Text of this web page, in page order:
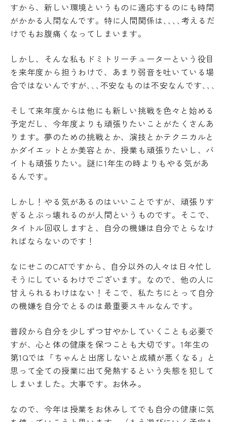
教
育
情
公
表
学
学
生
相
ー
ク
ル
活
動
周
環
境
バ
イ
ト
メ
防
止
康
管
すから、新しい環境というものに適応するのにも時間
がかかる人間なんです。特に人間関係は､､､､考えるだ
けでもお腹痛くなってしまいます。
しかし、そんな私もドミトリーチューターという役目
を来年度から担うわけで、あまり弱音を吐いている場
合ではないんですが､､､不安なものは不安なんです､､､
そして来年度からは他にも新しい挑戦を色々と始める
予定だし、今年度よりも頑張りたいことがたくさんあ
ります。夢のための挑戦とか、演技とかテクニカルと
かダイエットとか美容とか、授業も頑張りたいし、バ
イトも頑張りたい。謎に1年生の時よりもやる気があ
るんです。
しかし！やる気があるのはいいことですが、頑張りす
ぎるとぶっ壊れるのが人間というものです。そこで、
タイトル回収しますと、自分の機嫌は自分でとらなけ
ればならないのです！
なにせこのCATですから、自分以外の人々は日々忙し
そうにしているわけでございます。なので、他の人に
甘えられるわけはない！そこで、私たちにとって自分
の機嫌を自分でとるのは最重要スキルなんです。
普段から自分を少しずつ甘やかしていくことも必要で
すが、心と体の健康を保つことも大切です。1年生の
第1Qでは「ちゃんと出席しないと成績が悪くなる」と
思って全ての授業に出て発熱するという失態を犯して
しまいました。大事です。お休み。
なので、今年は授業をお休みしてでも自分の健康に気
Machine Translation
The following pages are translated by a
machine translation system. The translation
may not always be accurate. Please refer to
information. If there is any discrepancy
between the translated pages and Japanese
pages, the content of the Japanese pages shall
prevail. Please note that Professional College
for the accuracy of the translation.
OK